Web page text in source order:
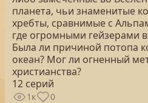
планета, чьи знаменитые
хребты, сравнимые с
где огромными гейзерами
Была ли причиной потопа
океан? Мог ли огненный
христианства?
12 серий
1к 0